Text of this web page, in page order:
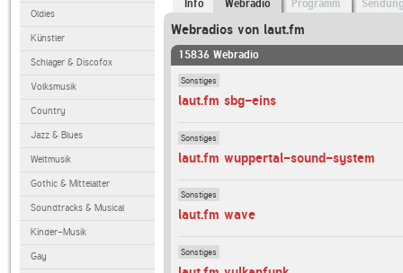
Oldies
Künstler
Schlager & Discofox
Volksmusik
Country
Jazz & Blues
Weltmusik
Gothic & Mittelalter
Soundtracks & Musical
Kinder-Musik
Gay
Info Webradio Programm
Webradios von laut.fm
15836 Webradio
Sonstiges
laut.fm sbg-eins
Sonstiges
laut.fm wuppertal-sound-system
Sonstiges
laut.fm wave
Sonstiges